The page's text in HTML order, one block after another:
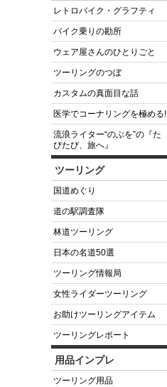
レトロバイク・グラフティ
バイク乗りの勘所
ウェア屋さんのひとりごと
ツーリングのつぼ
カスタムの真面目な話
医学でコーナリングを極める!
流浪ライター“のぶを”の『た
びたび、旅へ』
ツーリング
国道めぐり
道の駅調査隊
林道ツーリング
日本の名道50選
ツーリング情報局
女性ライダーツーリング
お助けツーリングアイテム
ツーリングレポート
用品インプレ
ツーリング用品